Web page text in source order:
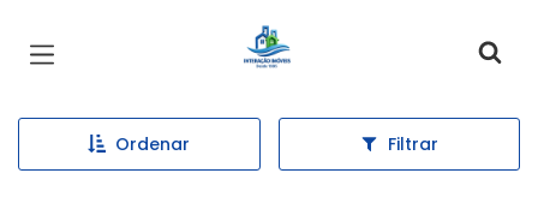
Página inicial
Ordenar Filtrar